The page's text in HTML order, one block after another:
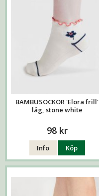
BAMBUSOCKOR 'Elora frill'
låg, stone white
98 kr
Info Köp